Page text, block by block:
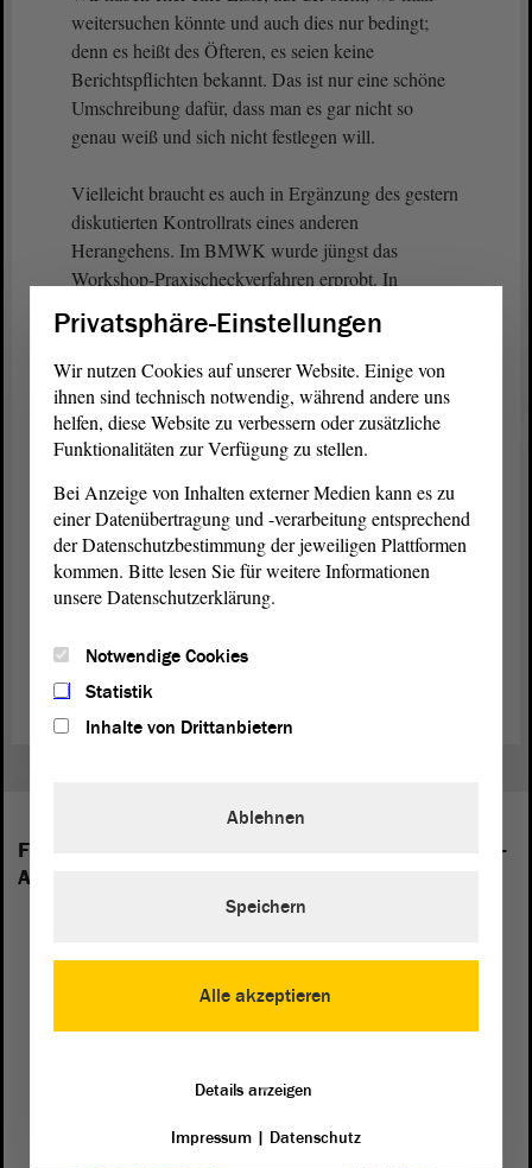
weitersuchen könnte und auch dies nur bedingt;
denn es heißt des Öfteren, es seien keine
Berichtspflichten bekannt. Das ist nur eine schöne
Umschreibung dafür, dass man es gar nicht so
genau weiß und sich nicht festlegen will.
Vielleicht braucht es auch in Ergänzung des gestern
diskutierten Kontrollrats eines anderen
Herangehens. Im BMWK wurde jüngst das
Workshop-Praxischeckverfahren erprobt. In
Praxis, mit betroffenen Unternehmen sowie den
Akteuren in den Behörden wurde aus der Sicht der
Anwenderinnen und Anwender, also nicht von den
Paragrafen her, der Prozess aufgerollt und geprüft,
was jeweils entfallen könnte. Gleiches kann sehr
Land erfolgen. - Vielen Dank.
Zurück zur Landtagssitzung
Folgende Fraktionen sind im Landtag von Sachsen-
Anhalt vertreten:
Privatsphäre-Einstellungen
Wir nutzen Cookies auf unserer Website. Einige von
ihnen sind technisch notwendig, während andere uns
helfen, diese Website zu verbessern oder zusätzliche
Funktionalitäten zur Verfügung zu stellen.
Bei Anzeige von Inhalten externer Medien kann es zu
einer Datenübertragung und -verarbeitung entsprechend
der Datenschutzbestimmung der jeweiligen Plattformen
kommen. Bitte lesen Sie für weitere Informationen
unsere Datenschutzerklärung.
Notwendige Cookies
Statistik
Inhalte von Drittanbietern
Alle akzeptieren
Ablehnen
Speichern
Details anzeigen
Impressum| Datenschutz